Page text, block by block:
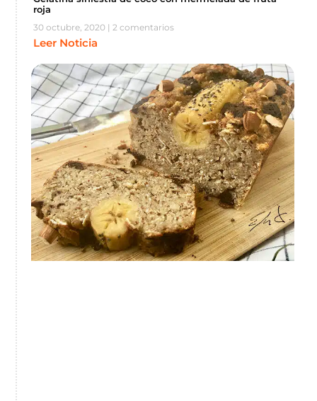
roja
30 octubre, 2020 2 comentarios
Leer Noticia